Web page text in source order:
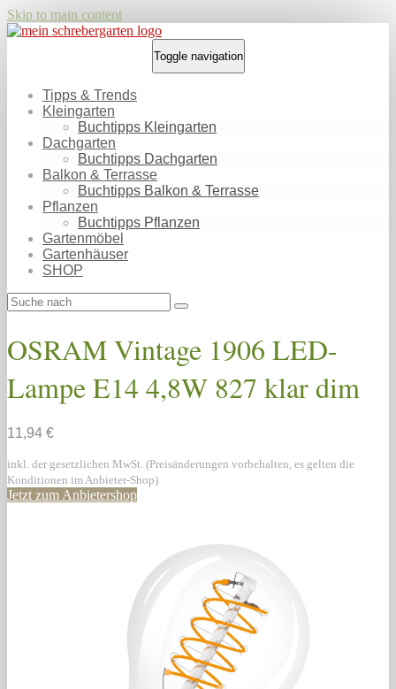
Skip to main content
Toggle navigation
Tipps & Trends
Kleingarten
Buchtipps Kleingarten
Dachgarten
Buchtipps Dachgarten
Balkon & Terrasse
Buchtipps Balkon & Terrasse
Pflanzen
Buchtipps Pflanzen
Gartenmöbel
Gartenhäuser
SHOP
OSRAM Vintage 1906 LED-
Lampe E14 4,8W 827 klar dim
11,94 €
inkl. der gesetzlichen MwSt. (Preisänderungen vorbehalten, es gelten die
Konditionen im Anbieter-Shop)
Jetzt zum Anbietershop